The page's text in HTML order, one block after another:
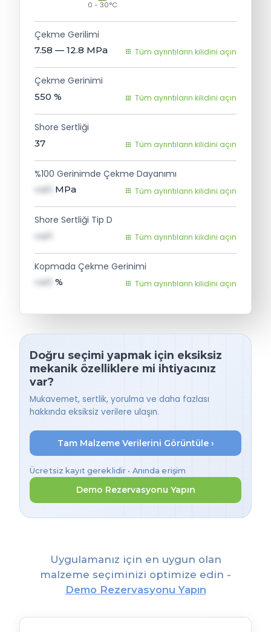
0 - 30°C
Çekme Gerilimi
7.58 — 12.8 MPa Tüm ayrıntıların kilidini açın
Çekme Gerinimi
550 % Tüm ayrıntıların kilidini açın
Shore Sertliği
37 Tüm ayrıntıların kilidini açın
%100 Gerinimde Çekme Dayanımı
val1 MPa Tüm ayrıntıların kilidini açın
Shore Sertliği Tip D
val1 Tüm ayrıntıların kilidini açın
Kopmada Çekme Gerinimi
val1 % Tüm ayrıntıların kilidini açın
Doğru seçimi yapmak için eksiksiz
mekanik özelliklere mi ihtiyacınız
var?
Mukavemet, sertlik, yorulma ve daha fazlası
hakkında eksiksiz verilere ulaşın.
Tam Malzeme Verilerini Görüntüle ›
Ücretsiz kayıt gereklidir • Anında erişim
Demo Rezervasyonu Yapın
Uygulamanız için en uygun olan
malzeme seçiminizi optimize edin -
Demo Rezervasyonu Yapın